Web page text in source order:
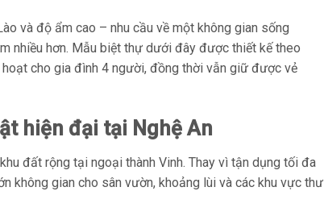
và độ ẩm cao – nhu cầu về một không gian sống
nhiều hơn. Mẫu biệt thự dưới đây được thiết kế theo
cho gia đình 4 người, đồng thời vẫn giữ được vẻ
hiện đại tại Nghệ An
đất rộng tại ngoại thành Vinh. Thay vì tận dụng tối đa
không gian cho sân vườn, khoảng lùi và các khu vực thư